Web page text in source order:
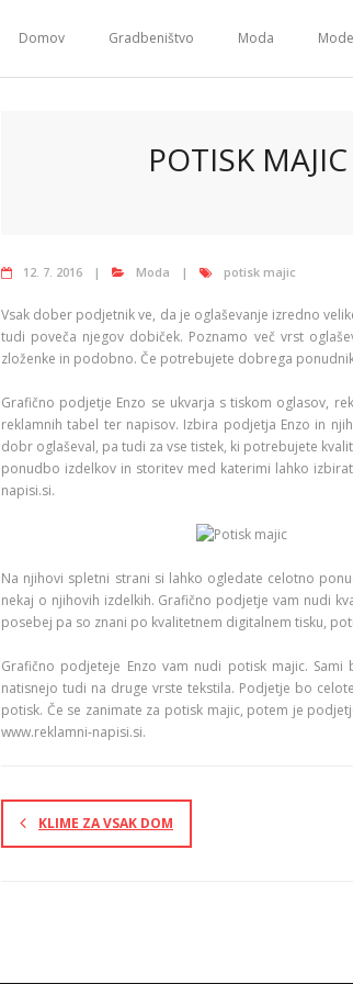
Domov Gradbeništvo Moda
POTISK
12. 7. 2016 Moda potisk majic
Vsak dober podjetnik ve, da je oglaševanje izredno
tudi poveča njegov dobiček. Poznamo več vrst
zloženke in podobno. Če potrebujete dobrega
Grafično podjetje Enzo se ukvarja s tiskom oglasov,
reklamnih tabel ter napisov. Izbira podjetja Enzo in
dobr oglaševal, pa tudi za vse tistek, ki potrebujete
ponudbo izdelkov in storitev med katerimi lahko
napisi.si.
Na njihovi spletni strani si lahko ogledate celotno
nekaj o njihovih izdelkih. Grafično podjetje vam nudi
posebej pa so znani po kvalitetnem digitalnem tisku,
Grafično podjeteje Enzo vam nudi potisk majic.
natisnejo tudi na druge vrste tekstila. Podjetje bo
potisk. Če se zanimate za potisk majic, potem je
www.reklamni-napisi.si.
KLIME ZA VSAK DOM